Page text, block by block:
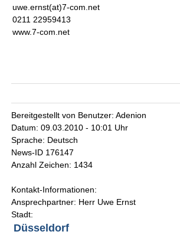
uwe.ernst(at)7-com.net
0211 22959413
www.7-com.net
Bereitgestellt von Benutzer: Adenion
Datum: 09.03.2010 - 10:01 Uhr
Sprache: Deutsch
News-ID 176147
Anzahl Zeichen: 1434
Kontakt-Informationen:
Ansprechpartner: Herr Uwe Ernst
Stadt:
Düsseldorf